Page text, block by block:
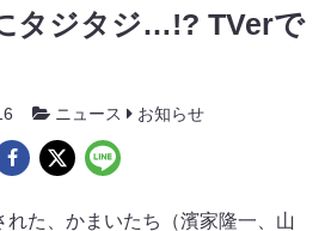
タジタジ…!? TVerで
ニュース お知らせ
た、かまいたち（濱家隆一、山